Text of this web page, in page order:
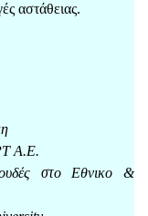
αστάθειας.
Α.Ε.
στο Εθνικο &